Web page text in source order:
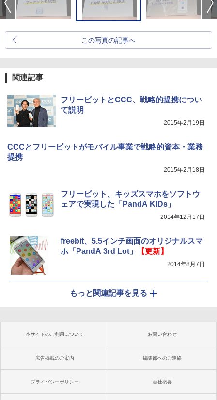
この写真の記事へ
関連記事
フリービットとCCC、戦略的提携につい
て説明
2015年2月19日
CCCとフリービットがモバイル事業で戦略的資本・業務
提携
2015年2月18日
フリービット、キッズスマホをソフトウ
ェアで実現した「PandA KIDs」
2014年12月17日
freebit、5.5インチ画面のオリジナルスマ
ホ「PandA 3rd Lot」
【更新】
2014年8月7日
もっと関連記事を見る
本サイトのご利用について お問い合わせ
広告掲載のご案内 編集部へのご連絡
プライバシーポリシー 会社概要